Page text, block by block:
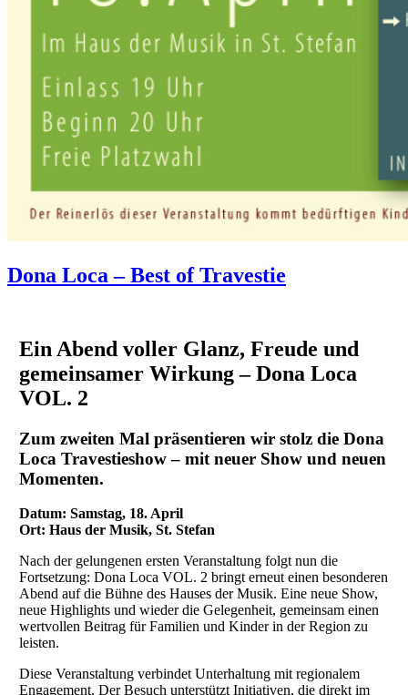
Dona Loca – Best of Travestie
Ein Abend voller Glanz, Freude und
gemeinsamer Wirkung – Dona Loca
VOL. 2
Zum zweiten Mal präsentieren wir stolz die Dona
Loca Travestieshow – mit neuer Show und neuen
Momenten.
Datum: Samstag, 18. April
Ort: Haus der Musik, St. Stefan
Nach der gelungenen ersten Veranstaltung folgt nun die
Fortsetzung: Dona Loca VOL. 2 bringt erneut einen besonderen
Abend auf die Bühne des Hauses der Musik. Eine neue Show,
neue Highlights und wieder die Gelegenheit, gemeinsam einen
wertvollen Beitrag für Familien und Kinder in der Region zu
leisten.
Diese Veranstaltung verbindet Unterhaltung mit regionalem
Engagement. Der Besuch unterstützt Initiativen, die direkt im